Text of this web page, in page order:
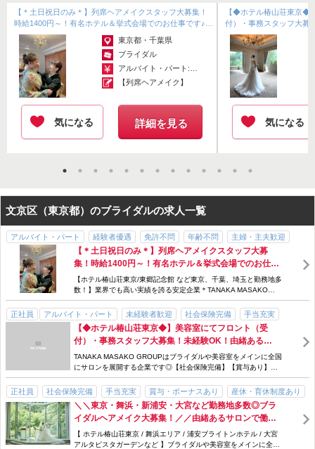
高いブランド力を確立しています。
有名ホテルのブライダル関連の仕事が多く、
和装・洋装ともにトップレベルの『美』を提供しています。
……＊【安定・充実した環境で働ける】＊……
『スタッフの笑顔は会社の宝！』
お客様に良いサービスを提供するには、まずはスタッフが
本社には、
『技術研修センター』『着付け研修センター』があり
不安な部分を補うこともでき、新たなスキルを身に付けることが可能
◎
当サロンでは、人と人との出会いを大切に
入社されたスタッフに丁寧に指導致します。
頑張りたいという気持ちがある方、新しい環境でチャレンジしたい
あなたのその気持ちを、会社が全面的にサポートいたします。
不安は一切いりません♪
……＊【採用試験について】＊……
2027年度新卒採用試験は、
2026年 5月 21日（木）を予定しております。
詳細はご応募いただいた方へご案内いたします◎
【＊土日祝日のみ＊】列席ヘアメイクスタッフ大募集！
時給1400円～！有名ホテル＆挙式会場でのお仕事です♪月
に1回～でもOK！7時～15...
東京都・千葉県
ブライダル
アルバイト・パート:￥1,400～
【列席ヘアメイク】
気になる 詳細を見る
【◆ホテル椿山荘東京◆
付）・事務スタッフ大募
で働いてみませんか♪月
気になる
文京区（東京都）のブライダルの求人一覧
アルバイト・パート 経験者優遇 免許不問 年齢不問
主婦・主夫歓迎
WワークOK
急募 交通費支給
【＊土日祝日のみ＊】列席ヘアメイクスタッフ大募
集！時給1400円～！有名ホテル＆挙式会場でのお仕事
です♪月に1回～でもOK！7時～15時頃までのお仕事で
す。
【ホテル椿山荘東京/東郷記念館 など東京、千葉、埼玉と勤務地多
数！】業界でも高い実績を誇る安定企業＊TANAKA MASAKO
GROUP＊
正社員 アルバイト・パート 未経験者歓迎 社会保険完備
手当充実
賞与・ボーナスあり
産休・育休制度あり 主婦・主夫歓迎
ブランクOK
長期休暇あり
経験者優遇 交通費支給 ホテル 式場・ハウスウエディング
【◆ホテル椿山荘東京◆】美容室にてフロント（受
付）・事務スタッフ大募集！未経験OK！由緒あるサ
ロンで働いてみませんか♪月給23万円以上★【社会保
険完備】【賞与あり】【有給休暇あり】土日祝日のパ
ート同時募集！
TANAKA MASAKO GROUPはブライダルや美容室をメインに全国
にサロンを展開する企業です◎【社会保険完備】【賞与あり】
【有給休暇あり】
正社員 社会保険完備 手当充実 賞与・ボーナスあり
産休・育休制度あり
主婦・主夫歓迎
ブランクOK 長期休暇あり 経験者優遇
交通費支給
式場・ハウスウエディング
ホテル 未経験者歓迎
スタッフ割引・特典あり
急募
駅チカ
＼＼東京・舞浜・新浦安・大宮など勤務地多数◎ブラ
イダルヘアメイク大募集！／／由緒あるサロンで働い
てみませんか♪舞浜エリアは人気テーマパークの提携
ホテルで活躍するチャンス♪♪【社会保険完備】【有給
【 ホテル椿山荘東京 / 舞浜エリア / 浦安ブライトンホテル / 大宮
アルタビスタガーデンなど 】ブライダルや美容室をメインに全国